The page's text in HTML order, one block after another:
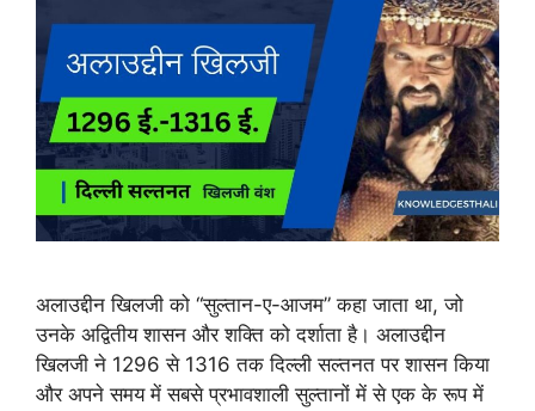
अलाउद्दीन खिलजी को “सुल्तान-ए-आजम” कहा जाता था, जो
उनके अद्वितीय शासन और शक्ति को दर्शाता है। अलाउद्दीन
खिलजी ने 1296 से 1316 तक दिल्ली सल्तनत पर शासन किया
और अपने समय में सबसे प्रभावशाली सुल्तानों में से एक के रूप में